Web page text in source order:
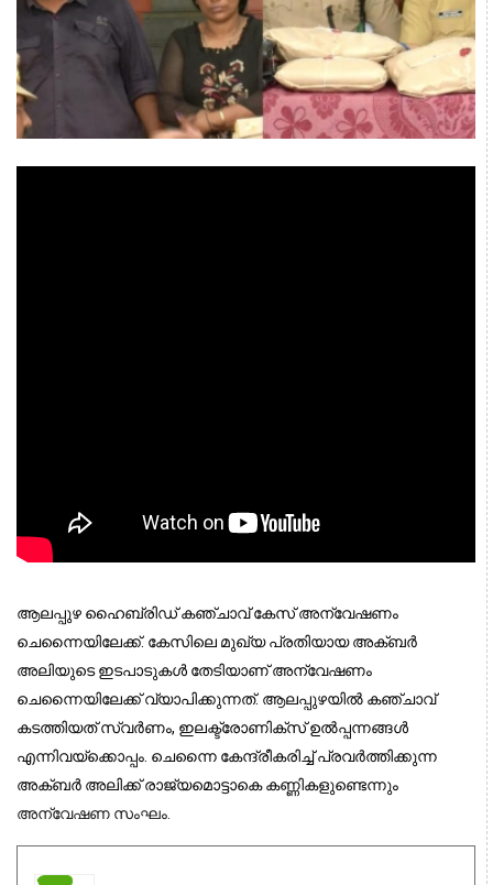
ആലപ്പുഴ ഹൈബ്രിഡ് കഞ്ചാവ് കേസ് അന്വേഷണം
ചെന്നൈയിലേക്ക്. കേസിലെ മുഖ്യ പ്രതിയായ അക്ബര്‍
അലിയുടെ ഇടപാടുകള്‍ തേടിയാണ് അന്വേഷണം
ചെന്നൈയിലേക്ക് വ്യാപിക്കുന്നത്. ആലപ്പുഴയില്‍ കഞ്ചാവ്
കടത്തിയത് സ്വര്‍ണം, ഇലക്ട്രോണിക്‌സ് ഉല്‍പ്പന്നങ്ങള്‍
എന്നിവയ്‌ക്കൊപ്പം. ചെന്നൈ കേന്ദ്രീകരിച്ച് പ്രവര്‍ത്തിക്കുന്ന
അക്ബര്‍ അലിക്ക് രാജ്യമൊട്ടാകെ കണ്ണികളുണ്ടെന്നും
അന്വേഷണ സംഘം.